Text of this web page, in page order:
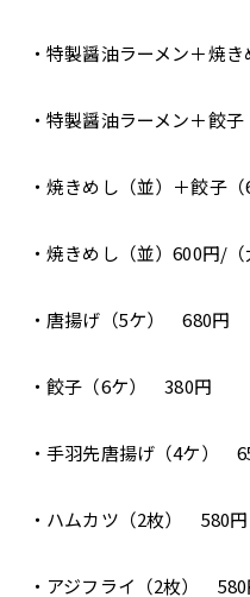
・特製醤油ラーメン＋焼
・特製醤油ラーメン＋
・焼きめし（並）＋餃子
・焼きめし（並）600円/
・唐揚げ（5ケ） 680円
・餃子（6ケ） 380円
・手羽先唐揚げ（4ケ）
・ハムカツ（2枚） 580円
・アジフライ（2枚） 580